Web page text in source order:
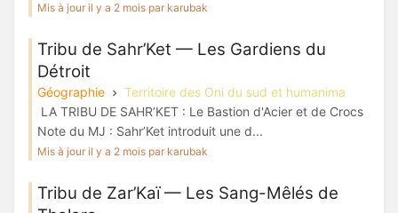
Mis à jour il y a 2 mois par karubak
Tribu de Sahr’Ket — Les Gardiens du
Détroit
Géographie
Territoire des Oni du sud et humanima
LA TRIBU DE SAHR’KET : Le Bastion d'Acier et de Crocs
Note du MJ : Sahr’Ket introduit une d...
Mis à jour il y a 2 mois par karubak
Tribu de Zar’Kaï — Les Sang-Mêlés de